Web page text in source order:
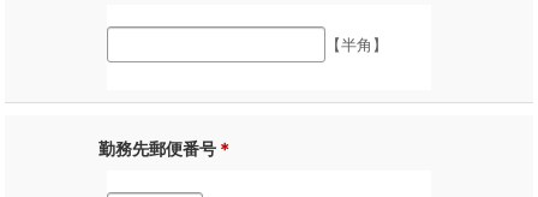
【半角】
勤務先郵便番号＊